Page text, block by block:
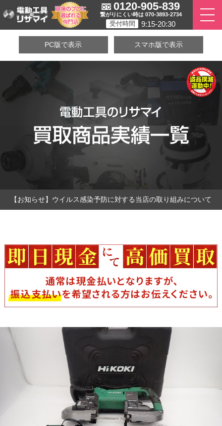
0120-905-839
繋がりにくい時は 070-3893-2734
受付時間 9:15-20:30
PC版で表示 スマホ版で表示
【お知らせ】ウイルス感染予防に対する当店の取り組みについて